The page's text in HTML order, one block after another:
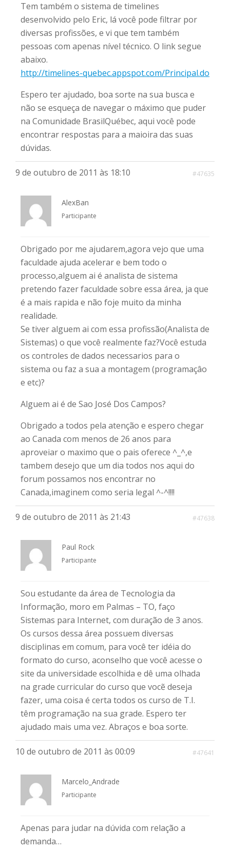
Tem também o sistema de timelines
desenvolvido pelo Eric, lá você pode filtrar por
diversas profissões, e vi que tem também
pessoas com apenas nível técnico. O link segue
abaixo.
http://timelines-quebec.appspot.com/Principal.do
Espero ter ajudado, boa sorte na sua busca e
não se esqueça de navegar o máximo que puder
na Comunidade BrasilQuébec, aqui você pode
encontrar respostas para a maioira das suas
dúvidas.
9 de outubro de 2011 às 18:10 #47635
AlexBan
Participante
Obrigado por me ajudarem,agora vejo que uma
faculdade ajuda acelerar e bem todo o
processo,alguem ai é analista de sistema
pretendo fazer faculdade sobre essa área, ja que
é a mais rapida e não foje muito da minha
realidade.
Se tiver alguem ai com essa profissão(Analista de
Sistemas) o que você realmente faz?Você estuda
os controles de dados necessarios para o
sistema ou faz a sua a montagem (programaçâo
e etc)?
Alguem ai é de Sao José Dos Campos?
Obrigado a todos pela atenção e espero chegar
ao Canada com menos de 26 anos para
aproveiar o maximo que o pais oferece ^_^,e
tambem desejo que um dia todos nos aqui do
forum possamos nos encontrar no
Canada,imaginem como seria legal ^-^!!!!
9 de outubro de 2011 às 21:43 #47638
Paul Rock
Participante
Sou estudante da área de Tecnologia da
Informação, moro em Palmas – TO, faço
Sistemas para Internet, com duração de 3 anos.
Os cursos dessa área possuem diversas
disciplinas em comum, para você ter idéia do
formato do curso, aconselho que você acesse o
site da universidade escolhida e dê uma olhada
na grade curricular do curso que vocẽ deseja
fazer, uma coisa é certa todos os curso de T.I.
têm programação na sua grade. Espero ter
ajudado mais uma vez. Abraços e boa sorte.
10 de outubro de 2011 às 00:09 #47641
Marcelo_Andrade
Participante
Apenas para judar na dúvida com relação a
demanda…